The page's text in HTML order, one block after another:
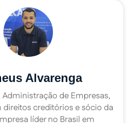
Alvarenga
de Empresas,
direitos creditórios e sócio da
líder no Brasil em